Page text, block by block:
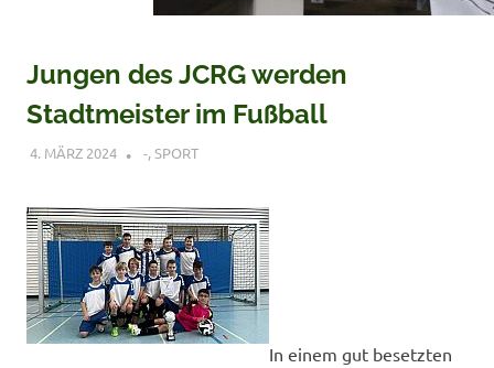
Jungen des JCRG werden
Stadtmeister im Fußball
4. MÄRZ 2024 VERONIQUE RUDLOF
-,SPORT
In einem gut besetzten